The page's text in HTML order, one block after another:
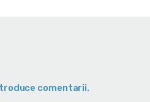
comentarii.